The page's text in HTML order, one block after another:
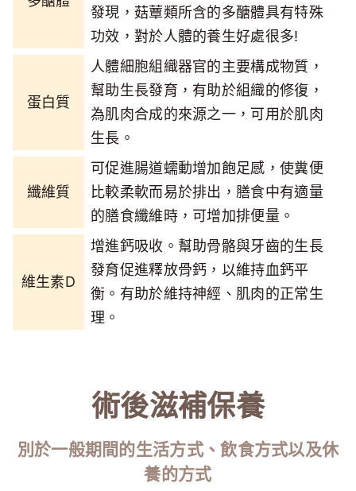
發現，菇蕈類所含的多醣體具有特殊
功效，對於人體的養生好處很多!
蛋白質
人體細胞組織器官的主要構成物質，
幫助生長發育，有助於組織的修復，
為肌肉合成的來源之一，可用於肌肉
生長。
纖維質
可促進腸道蠕動增加飽足感，使糞便
比較柔軟而易於排出，膳食中有適量
的膳食纖維時，可增加排便量。
維生素D
增進鈣吸收。幫助骨骼與牙齒的生長
發育促進釋放骨鈣，以維持血鈣平
衡。有助於維持神經、肌肉的正常生
理。
術後滋補保養
別於一般期間的生活方式、飲食方式以及休
養的方式